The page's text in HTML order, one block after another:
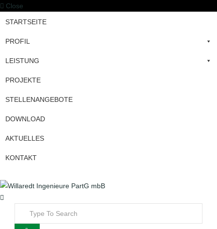
Close
STARTSEITE
PROFIL
LEISTUNG
PROJEKTE
STELLENANGEBOTE
DOWNLOAD
AKTUELLES
KONTAKT